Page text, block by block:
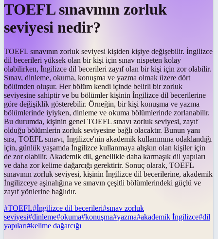
TOEFL sınavının zorluk
seviyesi nedir?
TOEFL sınavının zorluk seviyesi kişiden kişiye değişebilir. İngilizce
dil becerileri yüksek olan bir kişi için sınav nispeten kolay
olabilirken, İngilizce dil becerileri zayıf olan bir kişi için zor olabilir.
Sınav, dinleme, okuma, konuşma ve yazma olmak üzere dört
bölümden oluşur. Her bölüm kendi içinde belirli bir zorluk
seviyesine sahiptir ve bu bölümler kişinin İngilizce dil becerilerine
göre değişiklik gösterebilir. Örneğin, bir kişi konuşma ve yazma
bölümlerinde iyiyken, dinleme ve okuma bölümlerinde zorlanabilir.
Bu durumda, kişinin genel TOEFL sınavı zorluk seviyesi, zayıf
olduğu bölümlerin zorluk seviyesine bağlı olacaktır. Bunun yanı
sıra, TOEFL sınavı, İngilizce'nin akademik kullanımına odaklandığı
için, günlük yaşamda İngilizce kullanmaya alışkın olan kişiler için
de zor olabilir. Akademik dil, genellikle daha karmaşık dil yapıları
ve daha zor kelime dağarcığı gerektirir. Sonuç olarak, TOEFL
sınavının zorluk seviyesi, kişinin İngilizce dil becerilerine, akademik
İngilizceye aşinalığına ve sınavın çeşitli bölümlerindeki güçlü ve
zayıf yönlerine bağlıdır.
#TOEFL#İngilizce dil becerileri#sınav zorluk
seviyesi#dinleme#okuma#konuşma#yazma#akademik İngilizce#dil
yapıları#kelime dağarcığı